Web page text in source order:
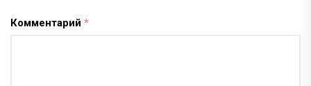
Комментарий *